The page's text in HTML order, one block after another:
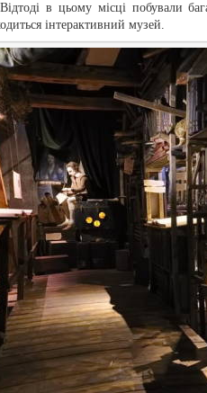
в цьому місці побували
інтерактивний музей.